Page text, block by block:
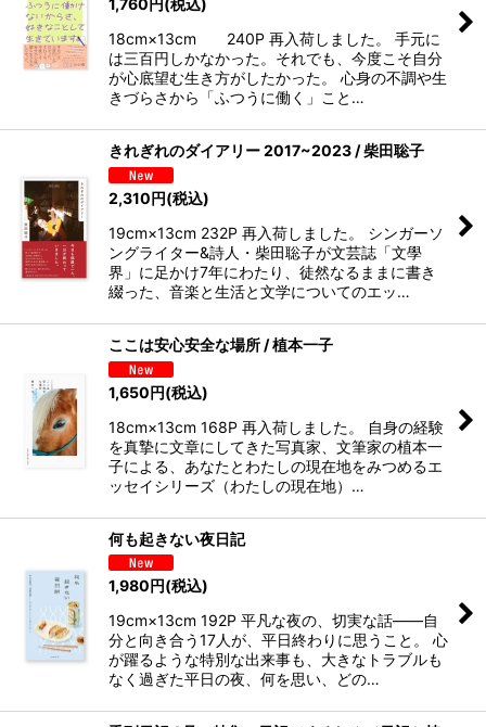
1,760 円(税込)
18cm×13cm 240P 再入荷しました。 手元に
は三百円しかなかった。それでも、今度こそ自分
が心底望む生き方がしたかった。 心身の不調や生
きづらさから「ふつうに働く」こと…
きれぎれのダイアリー 2017~2023 / 柴田聡子
2,310円(税込)
19cm×13cm 232P 再入荷しました。 シンガーソ
ングライター&詩人・柴田聡子が文芸誌「文學
界」に足かけ7年にわたり、徒然なるままに書き
綴った、音楽と生活と文学についてのエッ…
ここは安心安全な場所 / 植本一子
1,650円(税込)
18cm×13cm 168P 再入荷しました。 自身の経験
を真摯に文章にしてきた写真家、文筆家の植本一
子による、あなたとわたしの現在地をみつめるエ
ッセイシリーズ（わたしの現在地）…
何も起きない夜日記
1,980円(税込)
19cm×13cm 192P 平凡な夜の、切実な話――自
分と向き合う17人が、平日終わりに思うこと。 心
が躍るような特別な出来事も、大きなトラブルも
なく過ぎた平日の夜、何を思い、どの…